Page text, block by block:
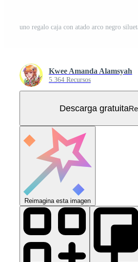
Kwee Amanda Alamsyah
5.364 Recursos
Descarga gratuita
Reimagina esta imagen